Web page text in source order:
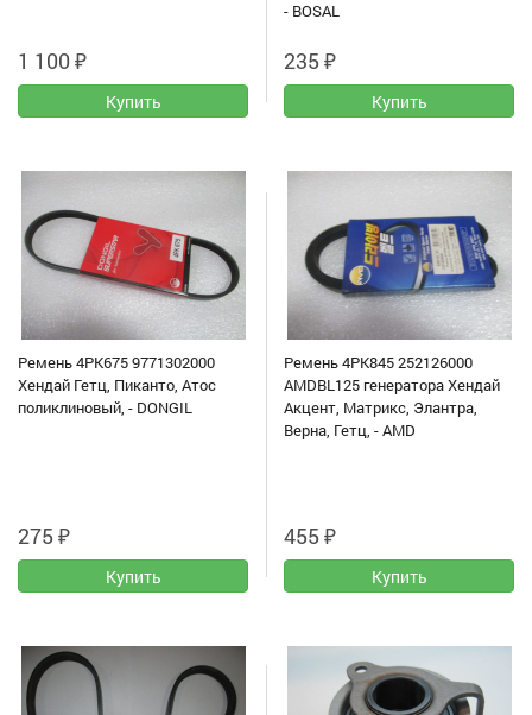
1 100₽
- BOSAL
235 ₽
Ремень 4PK675 9771302000
Хендай Гетц, Пиканто, Атос
поликлиновый, - DONGIL
275 ₽
Ремень 4PK845 252126000
AMDBL125 генератора Хендай
Акцент, Матрикс, Элантра,
Верна, Гетц, - AMD
455 ₽